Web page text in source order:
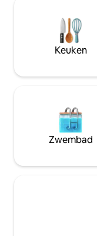
personen in totaal
Keuken
Zwembad